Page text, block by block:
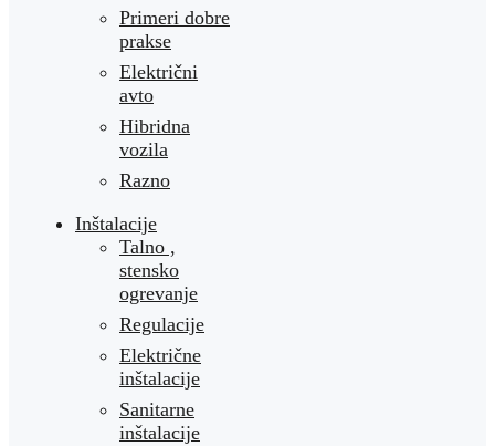
Primeri dobre
prakse
Električni
avto
Hibridna
vozila
Razno
Inštalacije
Talno ,
stensko
ogrevanje
Regulacije
Električne
inštalacije
Sanitarne
inštalacije